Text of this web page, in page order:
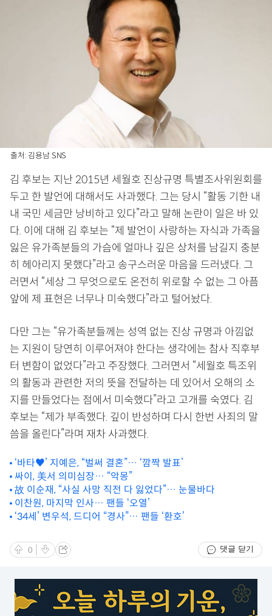
출처: 김용남 SNS
김 후보는 지난 2015년 세월호 진상규명 특별조사위원회를
두고 한 발언에 대해서도 사과했다. 그는 당시 “활동 기한 내
내 국민 세금만 낭비하고 있다”라고 말해 논란이 일은 바 있
다. 이에 대해 김 후보는 “제 발언이 사랑하는 자식과 가족을
잃은 유가족분들의 가슴에 얼마나 깊은 상처를 남길지 충분
히 헤아리지 못했다”라고 송구스러운 마음을 드러냈다. 그
러면서 “세상 그 무엇으로도 온전히 위로할 수 없는 그 아픔
앞에 제 표현은 너무나 미숙했다”라고 털어놨다.
다만 그는 “유가족분들께는 성역 없는 진상 규명과 아낌없
는 지원이 당연히 이루어져야 한다는 생각에는 참사 직후부
터 변함이 없었다”라고 주장했다. 그러면서 “세월호 특조위
의 활동과 관련한 저의 뜻을 전달하는 데 있어서 오해의 소
지를 만들었다는 점에서 미숙했다”라고 고개를 숙였다. 김
후보는 “제가 부족했다. 깊이 반성하며 다시 한번 사죄의 말
씀을 올린다”라며 재차 사과했다.
‘바타♥’ 지예은, “벌써 결혼”… ‘깜짝 발표’
싸이, 美서 의미심장… “악몽”
故 이순재, “사실 사망 직전 다 잃었다”… 눈물바다
이찬원, 마지막 인사… 팬들 ‘오열’
‘34세’ 변우석, 드디어 “경사”… 팬들 ‘환호’
0 댓글 닫기